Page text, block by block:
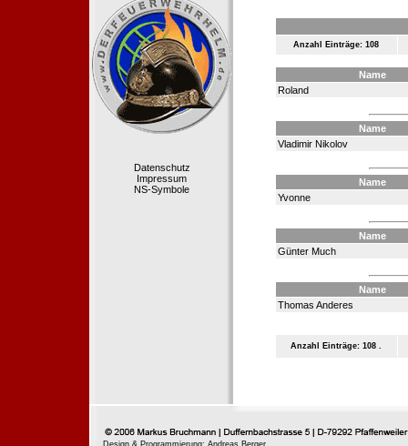
Datenschutz
Impressum
NS-Symbole
Anzahl Einträge: 108
Name
Roland
Name
Vladimir Nikolov
Name
Yvonne
Name
Günter Much
Name
Thomas Anderes
Anzahl Einträge: 108 .
Design & Programmierung: Andreas Berger